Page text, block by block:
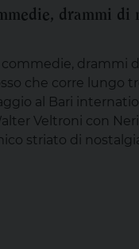
drammi di
drammi
che corre lungo
al Bari
Veltroni con
striato di